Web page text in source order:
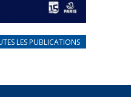
les réfugiés
LES PUBLICATIONS